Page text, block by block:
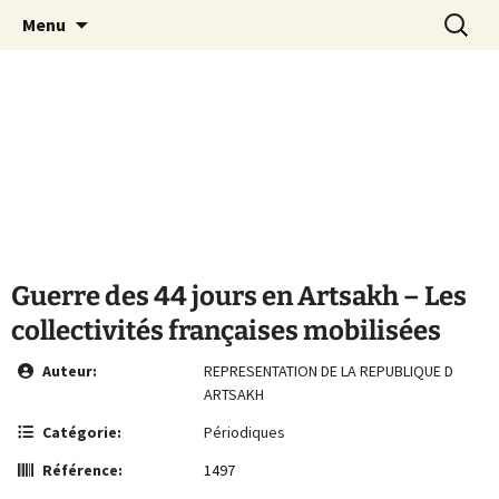
MCA Vienne
Le site de la Maison de la Culture
Arménienne de Vienne
Menu
Guerre des 44 jours en Artsakh – Les
collectivités françaises mobilisées
Auteur:
REPRESENTATION DE LA REPUBLIQUE D
ARTSAKH
Catégorie:
Périodiques
Référence:
1497